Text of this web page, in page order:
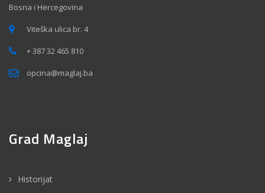
Bosna i Hercegovina
Viteška ulica br. 4
+ 387 32 465 810
opcina@maglaj.ba
Grad Maglaj
Historijat